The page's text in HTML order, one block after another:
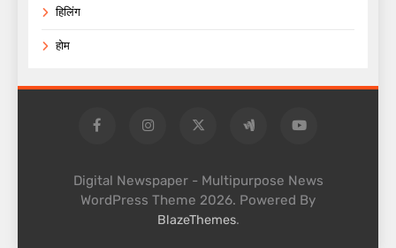
हिलिंग
होम
Digital Newspaper - Multipurpose News
WordPress Theme 2026. Powered By
BlazeThemes.